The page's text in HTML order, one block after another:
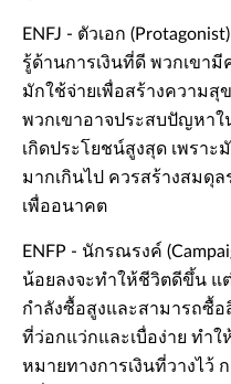
ENFJ - ตัวเอก
รู้ด้านการเงินที่ดี พวกเขา
มักใช้จ่ายเพื่อสร้างความสุ
พวกเขาอาจประสบปัญหาใ
เกิดประโยชน์สูงสุด เพรา
มากเกินไป ควรสร้างสมดุ
เพื่ออนาคต
ENFP - นักรณรงค์
น้อยลงจะทำให้ชีวิตดีขึ้น แ
กำลังซื้อสูงและสามารถซื้อ
ที่ว่อกแว่กและเบื่อง่าย ทำใ
หมายทางการเงินที่วางไว้